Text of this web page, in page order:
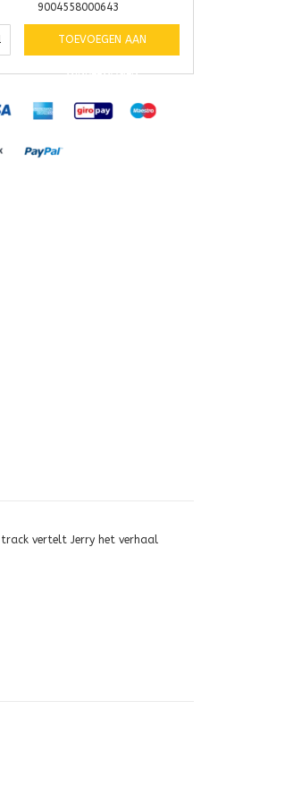
9004558000643
TOEVOEGEN AAN
WINKELWAGEN
track vertelt Jerry het verhaal